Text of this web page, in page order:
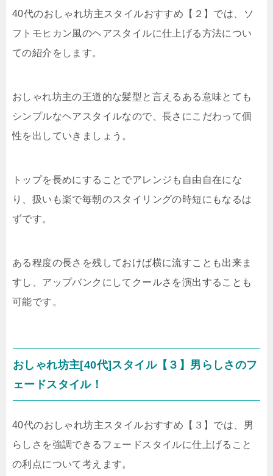
40代のおしゃれ坊主スタイルおすすめ【２】では、ソ
フトモヒカン風のヘアスタイルに仕上げる方法につい
ての紹介をします。
おしゃれ坊主の王道的な髪型と言えるある意味とても
シンプルなヘアスタイルなので、長さにこだわって個
性を出していきましょう。
トップを長めにすることでアレンジも自由自在にな
り、扱いも楽で毎朝のスタイリングの時短にもなるは
ずです。
ある程度の長さを残しておけば横に流すことも出来ま
すし、アップバンクにしてクールさを演出することも
可能です。
おしゃれ坊主[40代]スタイル【３】男らしさのフ
ェードスタイル！
40代のおしゃれ坊主スタイルおすすめ【３】では、男
らしさを強調できるフェードスタイルに仕上げること
の利点について考えます。